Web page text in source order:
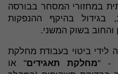
במחזורי המסחר בבורסה
בגידול בהיקף ההנפקות
והחוב בשוק המשני.
לידי ביטוי בעבודת מחלקת
- "מחלקת תאגידים" או